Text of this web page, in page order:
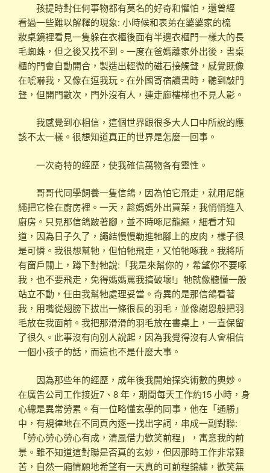
孩提時對任何事物都有莫名的好奇和懼怕，還曾經
看過一些難以解釋的現象: 小時候和表弟在婆婆家的梳
妝桌鏡裡看見一隻躲在衣櫃後面有半邊衣櫃門一樣大的長
毛蜘蛛，但之後又找不到。一度在爸媽離家外出後，書桌
櫃的門會自動開合，製造出輕微的磁石接觸聲，感覺既像
在唬嚇我，又像在逗我玩。在外國寄宿讀書時，聽到敲門
聲，但開門數次，門外沒有人，連走廊樓梯也不見人影。
我感覺到亦相信，這個世界跟很多大人口中所說的應
該不太一樣。很想知道真正的世界是怎麼一回事。
一次奇特的經歷，使我確信萬物各有靈性。
哥哥代同學飼養一隻信鴿，因為怕它飛走，就用尼龍
繩把它栓在廚房裡。一天，趁媽媽外出買菜，我悄悄進入
廚房。只見那信鴿跛著腳，並不時啄尼龍繩，細看才知
道，因為日子久了，繩結慢慢勒進牠腳上的皮肉，樣子很
是可憐。我很想幫牠，但怕牠飛走，又怕牠啄我。我將所
有窗戶關上，蹲下對牠說:「我是來幫你的，希望你不要啄
我，也不要飛走，免得媽媽罵我搞破壞!」牠就像聽懂一般
站立不動，任由我幫牠處理妥當。奇異的是那信鴿看著
我，用嘴從翅膀下拔出一條很長的羽毛，並像謝恩般把羽
毛放在我面前。我把那滑滑的羽毛放在書桌上，一直保留
了很久。此事沒有向別人說起，因為我覺得沒有人會相信
一個小孩子的話，而這也不是什麼大事。
因為那些年的經歷，成年後我開始探究術數的奧妙。
在廣告公司工作接近7、8 年，期間每天工作約15 小時，身
心總是異常勞累。有一位略懂玄學的同事，他在「通勝」
中，有規律地在不同頁內逐一找出字詞，串成一副對聯:
「勞心勞心勞心有成，清風借力歡笑前程」，寓意我的前
景。雖不知道這對聯是否真的玄妙，但因那時工作非常艱
苦，自然一廂情願地希望有一天真的可前程錦繡，歡笑無